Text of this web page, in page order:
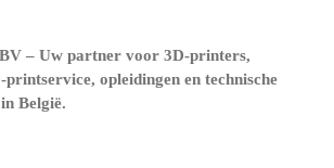
– Uw partner voor 3D-printers,
opleidingen en technische
België.